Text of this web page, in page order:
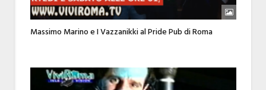
Massimo Marino e I Vazzanikki al Pride Pub di Roma